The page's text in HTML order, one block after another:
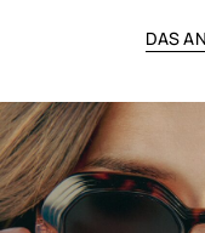
DAS